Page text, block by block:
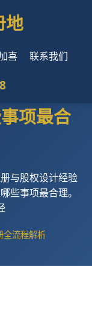
地
喜 联系我们
项最合
与股权设计经验
些事项最合理。
全流程解析